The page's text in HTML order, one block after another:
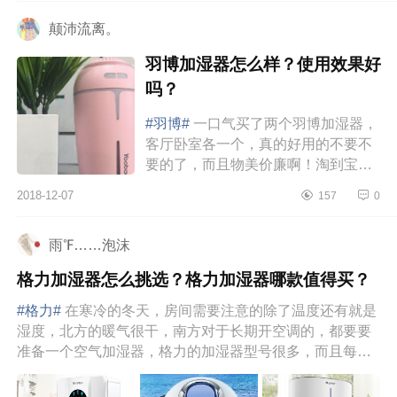
颠沛流离。
羽博加湿器怎么样？使用效果好
吗？
#羽博# 一口气买了两个羽博加湿器，
客厅卧室各一个，真的好用的不要不
要的了，而且物美价廉啊！淘到宝
有三款颜色我选了一个蓝色和一个...
2018-12-07 157 0
雨℉……泡沫
格力加湿器怎么挑选？格力加湿器哪款值得买？
#格力# 在寒冷的冬天，房间需要注意的除了温度还有就是
湿度，北方的暖气很干，南方对于长期开空调的，都要要
准备一个空气加湿器，格力的加湿器型号很多，而且每款
都有不同的功能，...